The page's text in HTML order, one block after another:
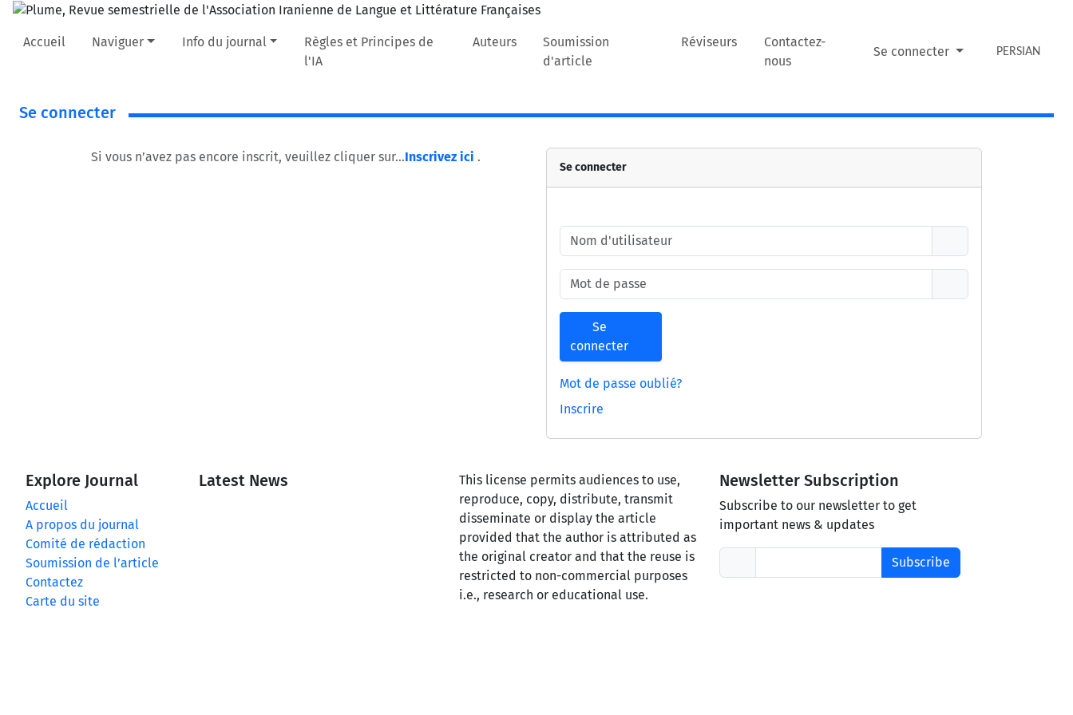
Accueil Naviguer Info du journal
Règles et Principes de
l'IA
Auteurs
Soumission
d'article
Réviseurs
Contactez-
nous
Se connecter PERSIAN
Se connecter
Si vous n’avez pas encore inscrit, veuillez cliquer sur…Inscrivez ici .
Se connecter
Se
connecter
Mot de passe oublié?
Inscrire
Explore Journal
Accueil
A propos du journal
Comité de rédaction
Soumission de l’article
Contactez
Carte du site
Latest News
This license permits audiences to use,
reproduce, copy, distribute, transmit
disseminate or display the article
provided that the author is attributed as
the original creator and that the reuse is
restricted to non-commercial purposes
i.e., research or educational use.
Newsletter Subscription
Subscribe to our newsletter to get
important news & updates
Subscribe